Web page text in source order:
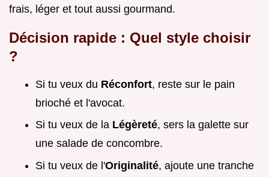
frais, léger et tout aussi gourmand.
Décision rapide : Quel style choisir
?
Si tu veux du Réconfort, reste sur le pain
brioché et l'avocat.
Si tu veux de la Légèreté, sers la galette sur
une salade de concombre.
Si tu veux de l'Originalité, ajoute une tranche